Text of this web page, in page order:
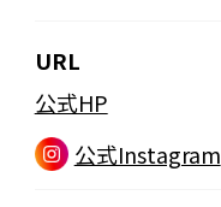
URL
公式HP
公式Instagram